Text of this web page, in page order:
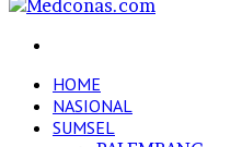
HOME
NASIONAL
SUMSEL